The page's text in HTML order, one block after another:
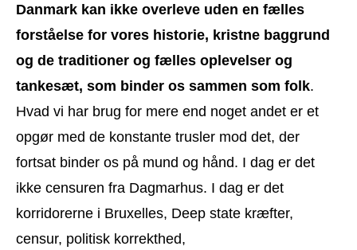
Danmark kan ikke overleve uden en fælles
forståelse for vores historie, kristne baggrund
og de traditioner og fælles oplevelser og
tankesæt, som binder os sammen som folk.
Hvad vi har brug for mere end noget andet er et
opgør med de konstante trusler mod det, der
fortsat binder os på mund og hånd. I dag er det
ikke censuren fra Dagmarhus. I dag er det
korridorerne i Bruxelles, Deep state kræfter,
censur, politisk korrekthed,